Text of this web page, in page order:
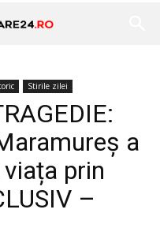
Stirile zilei
a
prin
–